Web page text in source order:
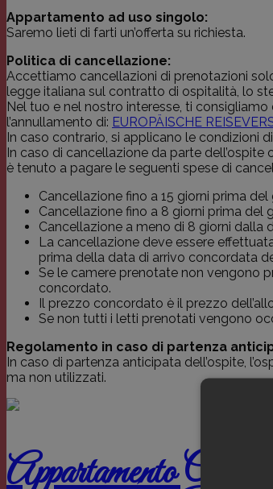
Appartamento ad uso singolo:
Saremo lieti di farti un’offerta su richiesta.
Politica di cancellazione:
Accettiamo cancellazioni di prenotazioni
legge italiana sul contratto di ospitalità, lo
Nel tuo e nel nostro interesse, ti
l’annullamento di: EUROPÄISCHE
In caso contrario, si applicano le condizioni
In caso di cancellazione da parte
è tenuto a pagare le seguenti spese di
Cancellazione fino a 15 giorni prima
Cancellazione fino a 8 giorni prima
Cancellazione a meno di 8 giorni dalla
La cancellazione deve essere
prima della data di arrivo concordata
Se le camere prenotate non vengono
concordato.
Il prezzo concordato è il prezzo
Se non tutti i letti prenotati vengono
Regolamento in caso di partenza
In caso di partenza anticipata dell’ospite,
ma non utilizzati.
Appartamento